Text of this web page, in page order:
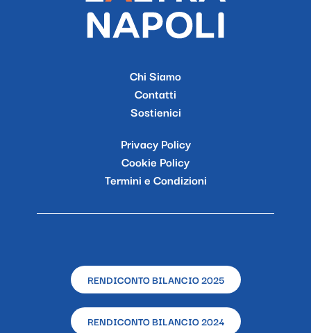
Chi Siamo
Contatti
Sostienici
Privacy Policy
Cookie Policy
Termini e Condizioni
RENDICONTO BILANCIO 2025
RENDICONTO BILANCIO 2024